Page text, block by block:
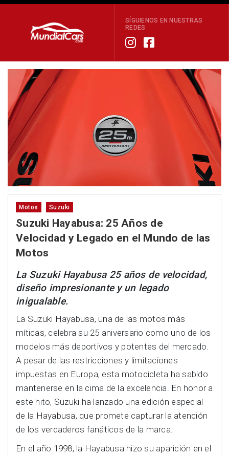
SÍGUIENOS EN NUESTRAS
REDES
Motos Suzuki
Suzuki Hayabusa: 25 Años de
Velocidad y Legado en el Mundo de las
Motos
La Suzuki Hayabusa 25 años de velocidad,
diseño impresionante y un legado
inigualable.
La Suzuki Hayabusa, una de las motos más
míticas, celebra su 25 aniversario como uno de los
modelos más deportivos y potentes del mercado.
A pesar de las restricciones y limitaciones
impuestas en Europa, esta motocicleta ha sabido
mantenerse en la cima de la excelencia. En honor a
este hito, Suzuki ha lanzado una edición especial
de la Hayabusa, que promete capturar la atención
de los verdaderos fanáticos de la marca.
En el año 1998, la Hayabusa hizo su aparición en el